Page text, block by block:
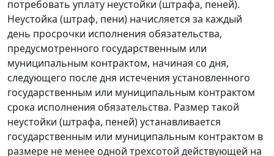
потребовать уплату неустойки (штрафа, пеней).
Неустойка (штраф, пени) начисляется за каждый
день просрочки исполнения обязательства,
предусмотренного государственным или
муниципальным контрактом, начиная со дня,
следующего после дня истечения установленного
государственным или муниципальным контрактом
срока исполнения обязательства. Размер такой
неустойки (штрафа, пеней) устанавливается
государственным или муниципальным контрактом в
размере не менее одной трехсотой действующей на